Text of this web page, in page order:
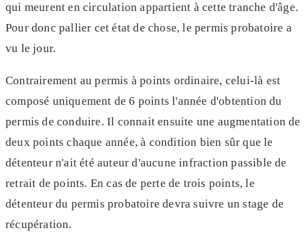
qui meurent en circulation appartient à cette tranche d'âge.
Pour donc pallier cet état de chose, le permis probatoire a
vu le jour.
Contrairement au permis à points ordinaire, celui-là est
composé uniquement de 6 points l'année d'obtention du
permis de conduire. Il connait ensuite une augmentation de
deux points chaque année, à condition bien sûr que le
détenteur n'ait été auteur d'aucune infraction passible de
retrait de points. En cas de perte de trois points, le
détenteur du permis probatoire devra suivre un stage de
récupération.